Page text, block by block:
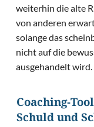
weiterhin die alte
von anderen
solange das
nicht auf die
ausgehandelt wird.
Coaching-
Schuld und